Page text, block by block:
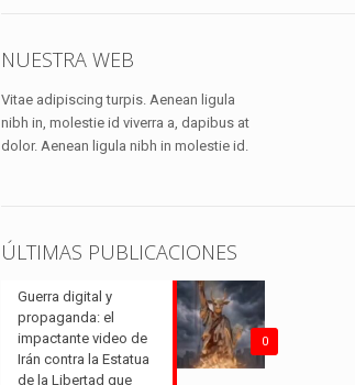
NUESTRA WEB
Vitae adipiscing turpis. Aenean ligula
nibh in, molestie id viverra a, dapibus at
dolor. Aenean ligula nibh in molestie id.
ÚLTIMAS PUBLICACIONES
0
Guerra digital y
propaganda: el
impactante video de
Irán contra la Estatua
de la Libertad que